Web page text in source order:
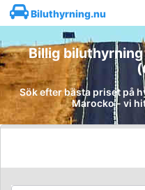
Biluthyrning.nu
Billig
Sök efter bästa priset på
Marocko - vi